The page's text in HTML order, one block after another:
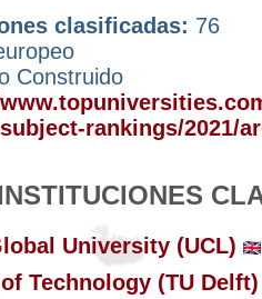
clasificadas: 76
Construido
rankings/2021/
University (UCL)
Technology (TU